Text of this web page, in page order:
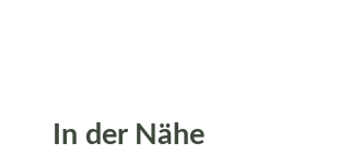
In der Nähe